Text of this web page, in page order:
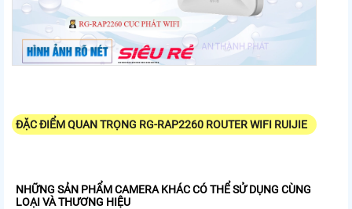
ĐẶC ĐIỂM QUAN TRỌNG RG-RAP2260 ROUTER WIFI RUIJIE
NHỮNG SẢN PHẨM CAMERA KHÁC CÓ THỂ SỬ DỤNG CÙNG
LOẠI VÀ THƯƠNG HIỆU